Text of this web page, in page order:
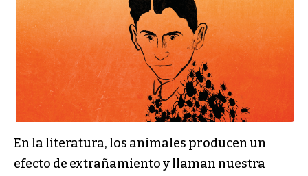
En la literatura, los animales producen un
efecto de extrañamiento y llaman nuestra